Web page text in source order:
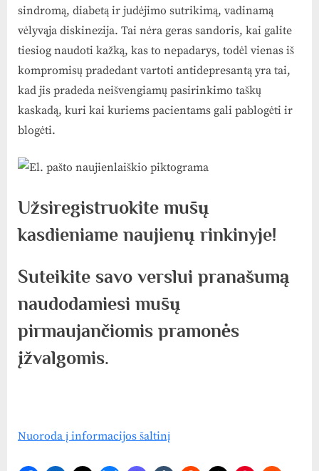
sindromą, diabetą ir judėjimo sutrikimą, vadinamą
vėlyvąja diskinezija. Tai nėra geras sandoris, kai galite
tiesiog naudoti kažką, kas to nepadarys, todėl vienas iš
kompromisų pradedant vartoti antidepresantą yra tai,
kad jis pradeda neišvengiamų pasirinkimo taškų
kaskadą, kuri kai kuriems pacientams gali pablogėti ir
blogėti.
Užsiregistruokite mūsų
kasdieniame naujienų rinkinyje!
Suteikite savo verslui pranašumą
naudodamiesi mūsų
pirmaujančiomis pramonės
įžvalgomis.
Nuoroda į informacijos šaltinį